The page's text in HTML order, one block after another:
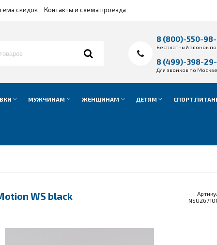
скидок Контакты и схема проезда
8 (800)-550-
Бесплатный звонок
8 (499)-398-
Для звонков по Москве
МУЖЧИНАМ ЖЕНЩИНАМ ДЕТЯМ
WS black